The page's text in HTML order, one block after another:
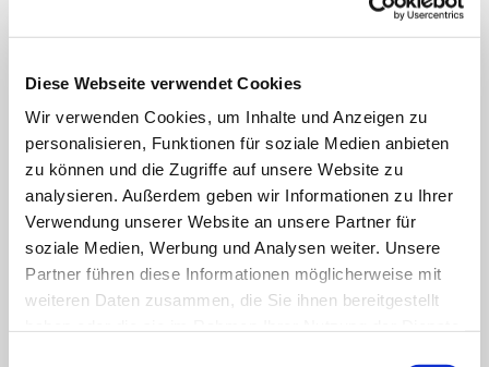
Diese Webseite verwendet Cookies
Wir verwenden Cookies, um Inhalte und Anzeigen zu
personalisieren, Funktionen für soziale Medien anbieten
zu können und die Zugriffe auf unsere Website zu
analysieren. Außerdem geben wir Informationen zu Ihrer
Verwendung unserer Website an unsere Partner für
soziale Medien, Werbung und Analysen weiter. Unsere
Partner führen diese Informationen möglicherweise mit
weiteren Daten zusammen, die Sie ihnen bereitgestellt
zusammen: Der Konfirmandenunterricht ist
Säuglings- oder Kindesalter getauften
Konfirmation bekräftigen (lat.: confirmare)
sie selbst das Taufversprechen ihrer Eltern
und Patinnen/Paten. Die Konfirmation
befähigt zugleich zur Übernahme des
Patenamtes.
Mehr Infos zur Konfirmation
Viele interessante Informationen rund um die